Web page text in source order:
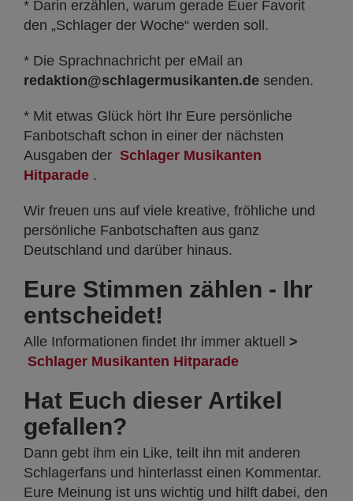
* Darin erzählen, warum gerade Euer Favorit
den „Schlager der Woche“ werden soll.
* Die Sprachnachricht per eMail an
redaktion@schlagermusikanten.de senden.
* Mit etwas Glück hört Ihr Eure persönliche
Fanbotschaft schon in einer der nächsten
Ausgaben der Schlager Musikanten
Hitparade .
Wir freuen uns auf viele kreative, fröhliche und
persönliche Fanbotschaften aus ganz
Deutschland und darüber hinaus.
Eure Stimmen zählen - Ihr
entscheidet!
Alle Informationen findet Ihr immer aktuell >
Schlager Musikanten Hitparade
Hat Euch dieser Artikel
gefallen?
Dann gebt ihm ein Like, teilt ihn mit anderen
Schlagerfans und hinterlasst einen Kommentar.
Eure Meinung ist uns wichtig und hilft dabei, den